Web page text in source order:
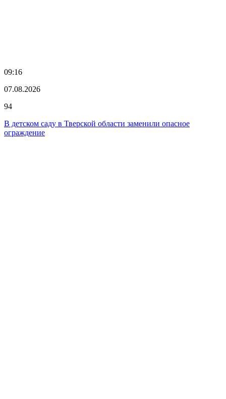
09:16
07.08.2026
94
В детском саду в Тверской области заменили опасное
ограждение